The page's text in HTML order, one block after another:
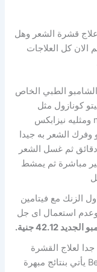
قشرة الشعر وهل
الان كل العلاجات
الطبي الخاص
كونازول مثل
نيزورال شامبو nizoral shampoo ومثليه نيزابكس
الشعر به جيدا
وتركه على الشعر لمدة حوالي 5 دقائق ثم غسل الشعر
مباشرة ثم يمشط
الزنك مع فيتامين
وعدم استعمال اى جل
42.12 جنية.
لعلاج القشرة
بيتادين شامبو Betadine shampoo يأتي بنتائج مبهرة